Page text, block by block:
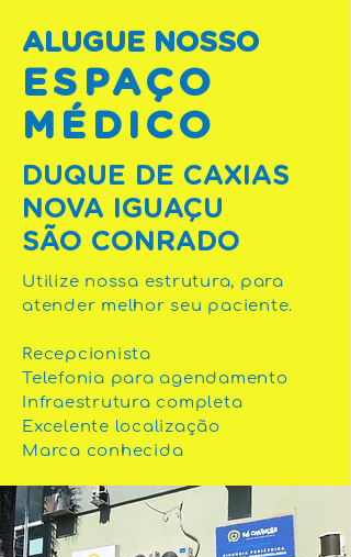
ALUGUE NOSSO
ESPAÇO
MÉDICO
DUQUE DE CAXIAS
NOVA IGUAÇU
SÃO CONRADO
Utilize nossa estrutura, para
atender melhor seu paciente.
Recepcionista
Telefonia para agendamento
Infraestrutura completa
Excelente localização
Marca conhecida